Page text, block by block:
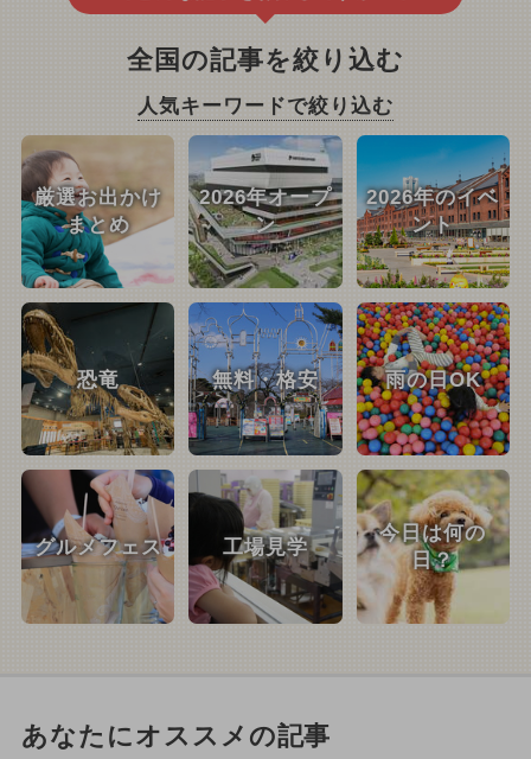
全国の記事を絞り込む
人気キーワードで絞り込む
厳選お出かけ
まとめ
2026年オープ
ン
2026年のイベ
ント
恐竜 無料・格安 雨の日OK
グルメフェス 工場見学
今日は何の
日？
あなたにオススメの記事